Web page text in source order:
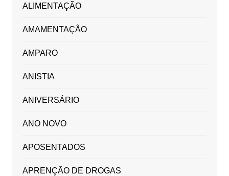
ALIMENTAÇÃO
AMAMENTAÇÃO
AMPARO
ANISTIA
ANIVERSÁRIO
ANO NOVO
APOSENTADOS
APRENÇÃO DE DROGAS